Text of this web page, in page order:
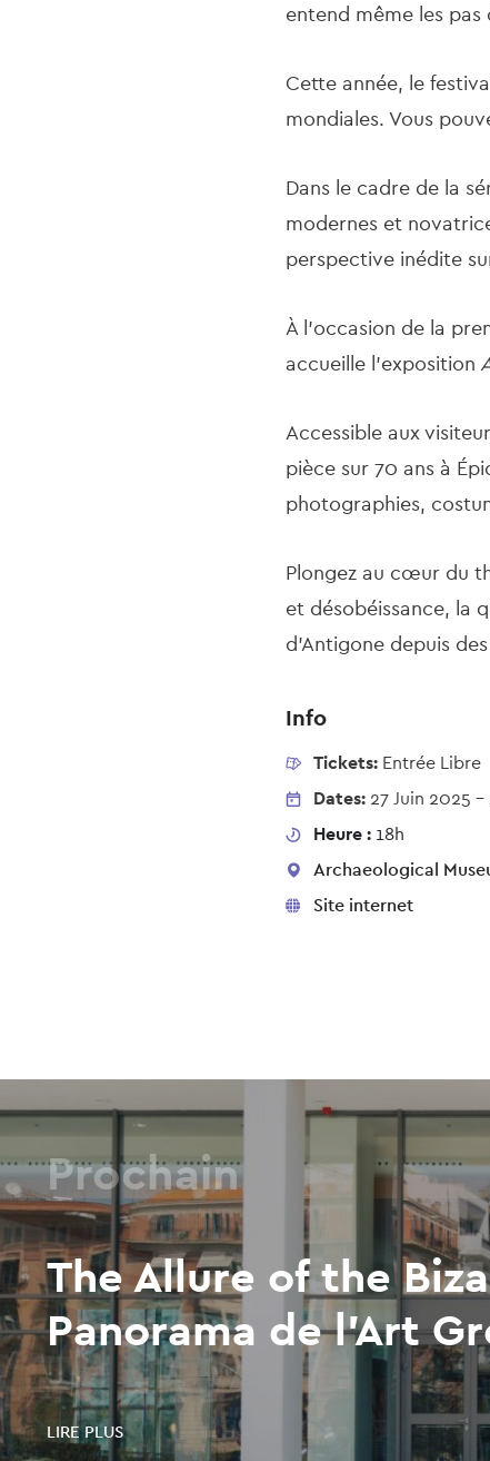
entend même les
Cette année, le
mondiales. Vous
Dans le cadre de la
modernes et
perspective inédite
À l’occasion de la
accueille l’exposition
Accessible aux
pièce sur 70 ans à
photographies,
Plongez au cœur du
et désobéissance, la
d’Antigone depuis
Info
Tickets: Entrée Libre
Dates: 27 Juin 2025 -
Heure : 18h
Archaeological
Site internet
Prochain
The Allure of the
Panorama de l'Art
LIRE PLUS